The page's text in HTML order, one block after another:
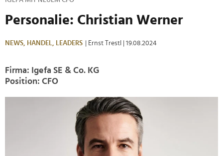
Personalie: Christian Werner
NEWS, HANDEL, LEADERS | Ernst Trestl | 19.08.2024
Firma: Igefa SE & Co. KG
Position: CFO